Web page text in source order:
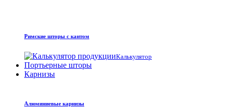
Римские шторы с кантом
Калькулятор
Портьерные шторы
Карнизы
Алюминиевые карнизы